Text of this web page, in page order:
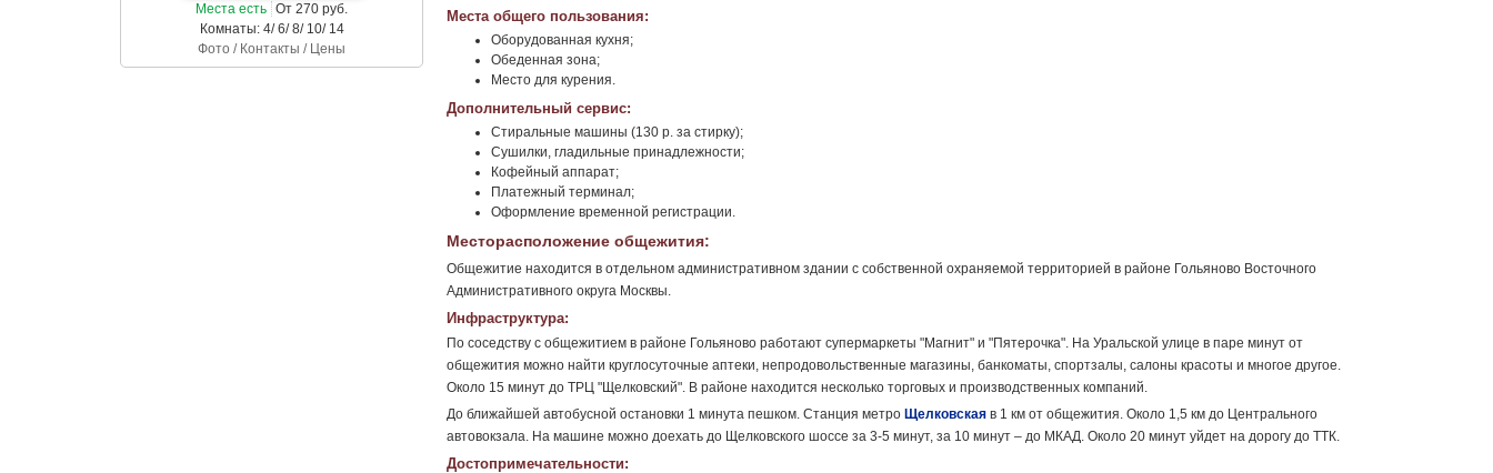
Места есть От 270 руб.
Комнаты: 4/ 6/ 8/ 10/ 14
Фото / Контакты / Цены
Места общего пользования:
Оборудованная кухня;
Обеденная зона;
Место для курения.
Дополнительный сервис:
Стиральные машины (130 р. за стирку);
Сушилки, гладильные принадлежности;
Кофейный аппарат;
Платежный терминал;
Оформление временной регистрации.
Месторасположение общежития:
Общежитие находится в отдельном административном здании с собственной охраняемой территорией в районе Гольяново Восточного
Административного округа Москвы.
Инфраструктура:
По соседству с общежитием в районе Гольяново работают супермаркеты "Магнит" и "Пятерочка". На Уральской улице в паре минут от
общежития можно найти круглосуточные аптеки, непродовольственные магазины, банкоматы, спортзалы, салоны красоты и многое другое.
Около 15 минут до ТРЦ "Щелковский". В районе находится несколько торговых и производственных компаний.
До ближайшей автобусной остановки 1 минута пешком. Станция метро Щелковская в 1 км от общежития. Около 1,5 км до Центрального
автовокзала. На машине можно доехать до Щелковского шоссе за 3-5 минут, за 10 минут – до МКАД. Около 20 минут уйдет на дорогу до ТТК.
Достопримечательности: